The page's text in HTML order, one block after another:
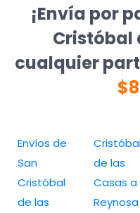
¡Envía por
Cristóbal
cualquier
Envíos de
San
Cristóbal
de las
de las
Casas a
Reynosa